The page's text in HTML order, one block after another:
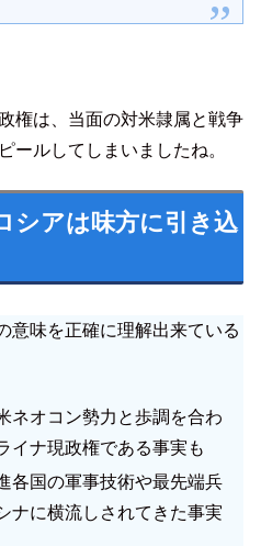
権は、当面の対米隷属と戦争
ールしてしまいましたね。
シアは味方に引き込
意味を正確に理解出来ている
ネオコン勢力と歩調を合わ
イナ現政権である事実も
各国の軍事技術や最先端兵
ナに横流しされてきた事実